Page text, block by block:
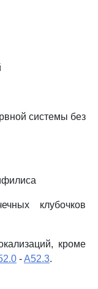
системы без
клубочков
кроме
-A52.3.